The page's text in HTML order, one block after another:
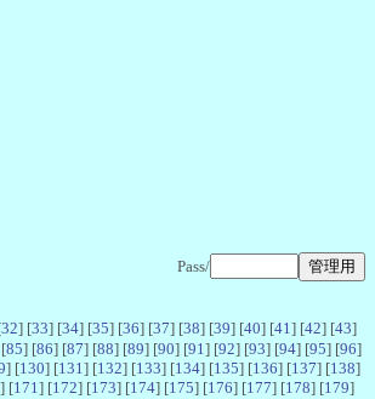
Pass/
32] [33] [34] [35] [36] [37] [38] [39] [40] [41 ] [42] [43]
85] [86] [87] [88] [89] [90] [91 ] [92] [93] [94] [95] [96]
] [130] [131 ] [132] [133] [134] [135] [136] [137] [138]
] [171 ] [172] [173] [174] [175] [176] [177] [178] [179]